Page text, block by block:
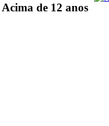
Acima de 12 anos